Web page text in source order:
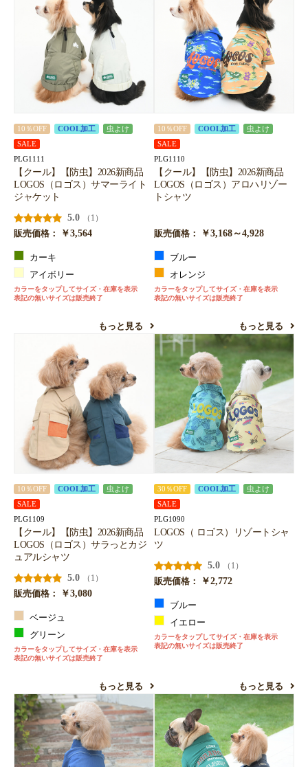
10％OFF COOL加工
虫よけ
SALE
PLG1111
【クール】【防虫】2026新商品
LOGOS（ロゴス）サマーライト
ジャケット
5.0
（1）
販売価格：
￥3,564
カーキ
アイボリー
カラーをタップしてサイズ・在庫を表示
表記の無いサイズは販売終了
もっと見る
10％OFF COOL加工
虫よけ
SALE
PLG1110
【クール】【防虫】2026新商品
LOGOS（ロゴス）アロハリゾー
トシャツ
販売価格： ￥3,168～4,928
ブルー
オレンジ
カラーをタップしてサイズ・在庫を表示
表記の無いサイズは販売終了
もっと見る
10％OFF COOL加工
虫よけ
SALE
PLG1109
【クール】【防虫】2026新商品
LOGOS（ロゴス）サラっとカジ
ュアルシャツ
5.0
（1）
販売価格：
￥3,080
ベージュ
グリーン
カラーをタップしてサイズ・在庫を表示
表記の無いサイズは販売終了
もっと見る
30％OFF COOL加工
虫よけ
SALE
PLG1090
LOGOS（ ロゴス）リゾートシャ
ツ
5.0
（1）
販売価格：
￥2,772
ブルー
イエロー
カラーをタップしてサイズ・在庫を表示
表記の無いサイズは販売終了
もっと見る